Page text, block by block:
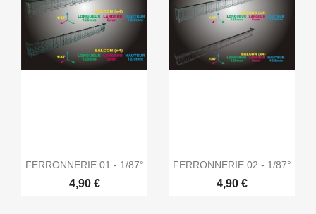
FERRONNERIE 01 - 1/87°
4,90 €
FERRONNERIE 02 - 1/87°
4,90 €